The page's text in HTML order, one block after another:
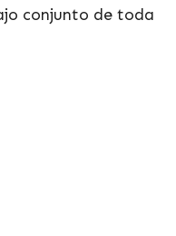
conjunto de toda